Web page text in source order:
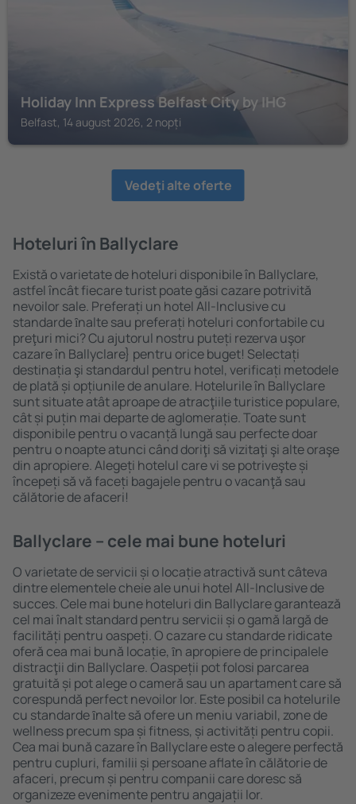
Holiday Inn Express Belfast City by IHG
Belfast, 14 august 2026, 2 nopți
Vedeţi alte oferte
Hoteluri în Ballyclare
Există o varietate de hoteluri disponibile în Ballyclare,
astfel încât fiecare turist poate găsi cazare potrivită
nevoilor sale. Preferați un hotel All-Inclusive cu
standarde ȋnalte sau preferați hoteluri confortabile cu
preţuri mici? Cu ajutorul nostru puteți rezerva uşor
cazare în Ballyclare} pentru orice buget! Selectați
destinația şi standardul pentru hotel, verificați metodele
de plată și opțiunile de anulare. Hotelurile în Ballyclare
sunt situate atât aproape de atracţiile turistice populare,
cât și puțin mai departe de aglomerație. Toate sunt
disponibile pentru o vacanță lungă sau perfecte doar
pentru o noapte atunci când doriţi să vizitaţi şi alte oraşe
din apropiere. Alegeți hotelul care vi se potriveşte și
începeți să vă faceți bagajele pentru o vacanţă sau
călătorie de afaceri!
Ballyclare – cele mai bune hoteluri
O varietate de servicii și o locație atractivă sunt câteva
dintre elementele cheie ale unui hotel All-Inclusive de
succes. Cele mai bune hoteluri din Ballyclare garantează
cel mai înalt standard pentru servicii și o gamă largă de
facilități pentru oaspeți. O cazare cu standarde ridicate
oferă cea mai bună locație, ȋn apropiere de principalele
distracţii din Ballyclare. Oaspeții pot folosi parcarea
gratuită și pot alege o cameră sau un apartament care să
corespundă perfect nevoilor lor. Este posibil ca hotelurile
cu standarde ȋnalte să ofere un meniu variabil, zone de
wellness precum spa și fitness, și activități pentru copii.
Cea mai bună cazare în Ballyclare este o alegere perfectă
pentru cupluri, familii și persoane aflate în călătorie de
afaceri, precum și pentru companii care doresc să
organizeze evenimente pentru angajații lor.